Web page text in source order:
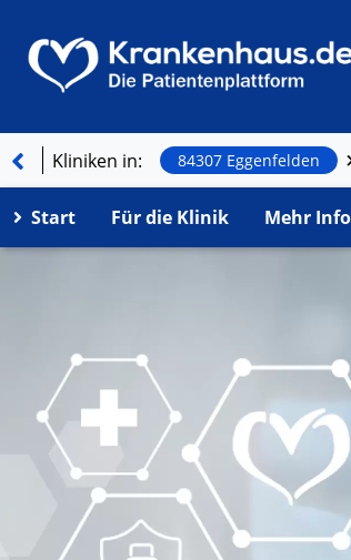
Kliniken in: 84307 Eggenfelden
Start Für die Klinik Mehr